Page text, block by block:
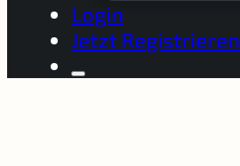
Login
Jetzt Registrieren